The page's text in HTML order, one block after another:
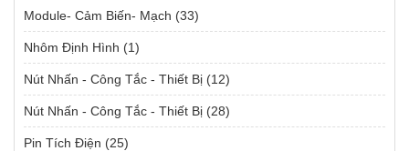
Module- Cảm Biến- Mạch (33)
Nhôm Định Hình (1)
Nút Nhấn - Công Tắc - Thiết Bị (12)
Nút Nhấn - Công Tắc - Thiết Bị (28)
Pin Tích Điện (25)